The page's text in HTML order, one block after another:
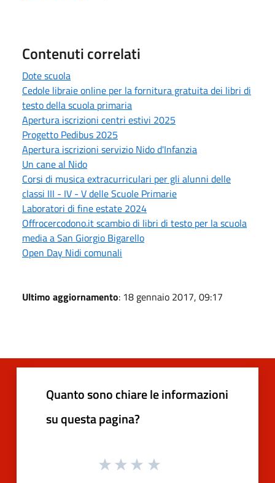
Contenuti correlati
Dote scuola
Cedole libraie online per la fornitura gratuita dei libri di
testo della scuola primaria
Apertura iscrizioni centri estivi 2025
Progetto Pedibus 2025
Apertura iscrizioni servizio Nido d'Infanzia
Un cane al Nido
Corsi di musica extracurriculari per gli alunni delle
classi III - IV - V delle Scuole Primarie
Laboratori di fine estate 2024
Offrocercodono.it scambio di libri di testo per la scuola
media a San Giorgio Bigarello
Open Day Nidi comunali
Ultimo aggiornamento: 18 gennaio 2017, 09:17
Quanto sono chiare le informazioni
su questa pagina?